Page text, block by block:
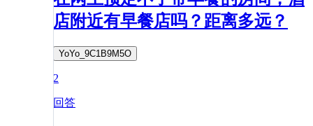
店附近有早餐店吗？距离多远？
YoYo_9C1B9M5O
2
回答